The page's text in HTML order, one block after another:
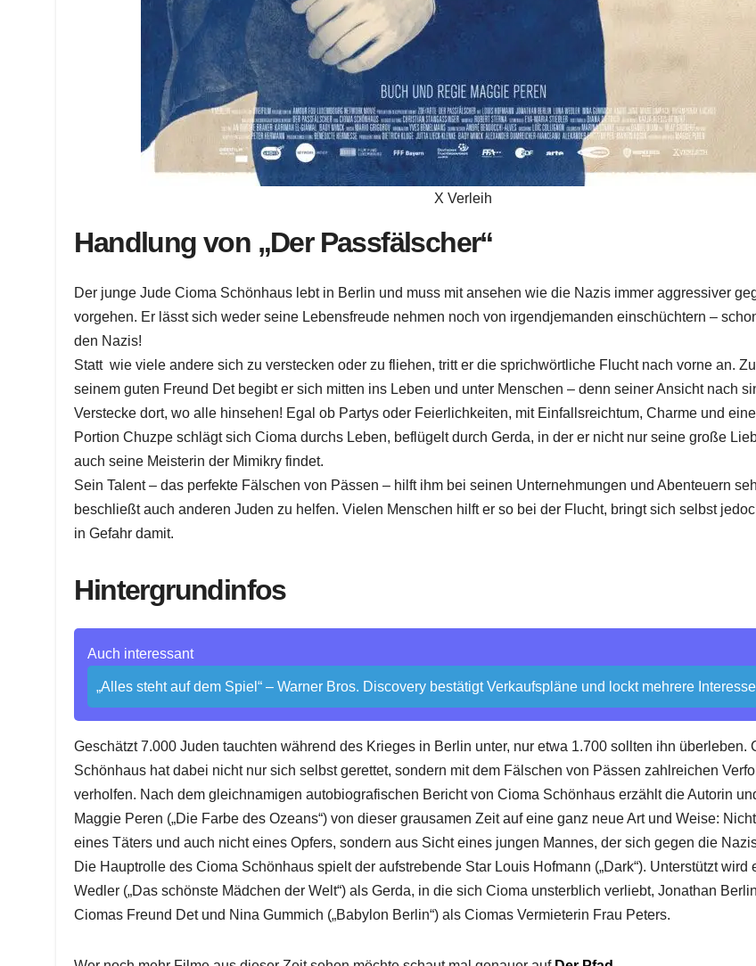
X Verleih
Handlung von „Der Passfälscher“
Der junge Jude Cioma Schönhaus lebt in Berlin und muss mit ansehen wie die Nazis immer aggressiver
vorgehen. Er lässt sich weder seine Lebensfreude nehmen noch von irgendjemanden einschüchtern –
den Nazis!
Statt wie viele andere sich zu verstecken oder zu fliehen, tritt er die sprichwörtliche Flucht nach vorne an.
seinem guten Freund Det begibt er sich mitten ins Leben und unter Menschen – denn seiner Ansicht nach
Verstecke dort, wo alle hinsehen! Egal ob Partys oder Feierlichkeiten, mit Einfallsreichtum, Charme und
Portion Chuzpe schlägt sich Cioma durchs Leben, beflügelt durch Gerda, in der er nicht nur seine große
auch seine Meisterin der Mimikry findet.
Sein Talent – das perfekte Fälschen von Pässen – hilft ihm bei seinen Unternehmungen und Abenteuern
beschließt auch anderen Juden zu helfen. Vielen Menschen hilft er so bei der Flucht, bringt sich selbst
in Gefahr damit.
Hintergrundinfos
Auch interessant
„Alles steht auf dem Spiel“ – Warner Bros. Discovery bestätigt Verkaufspläne und lockt mehrere
Geschätzt 7.000 Juden tauchten während des Krieges in Berlin unter, nur etwa 1.700 sollten ihn überleben.
Schönhaus hat dabei nicht nur sich selbst gerettet, sondern mit dem Fälschen von Pässen zahlreichen
verholfen. Nach dem gleichnamigen autobiografischen Bericht von Cioma Schönhaus erzählt die Autorin
Maggie Peren („Die Farbe des Ozeans“) von dieser grausamen Zeit auf eine ganz neue Art und Weise:
eines Täters und auch nicht eines Opfers, sondern aus Sicht eines jungen Mannes, der sich gegen die
Die Hauptrolle des Cioma Schönhaus spielt der aufstrebende Star Louis Hofmann („Dark“). Unterstützt wird
Wedler („Das schönste Mädchen der Welt“) als Gerda, in die sich Cioma unsterblich verliebt, Jonathan
Ciomas Freund Det und Nina Gummich („Babylon Berlin“) als Ciomas Vermieterin Frau Peters.